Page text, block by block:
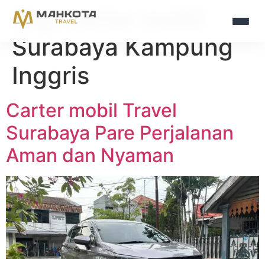
Tag:carter mobil
Surabaya Kampung
Inggris
Carter mobil Travel
Surabaya Pare Perjalanan
Aman dan Nyaman